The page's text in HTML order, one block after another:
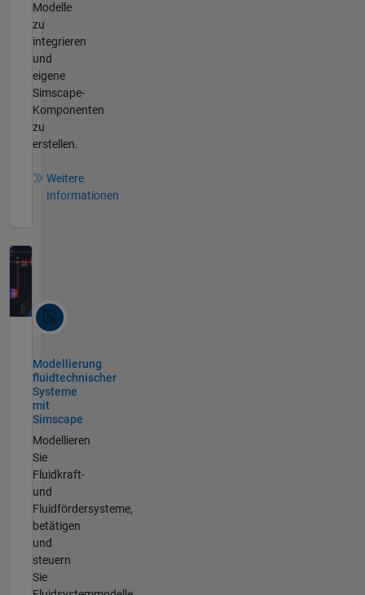
Modelle
zu
integrieren
und
eigene
Simscape-
Komponenten
zu
erstellen.
Weitere
Informationen
Modellierung
fluidtechnischer
Systeme
mit
Simscape
Modellieren
Sie
Fluidkraft-
und
Fluidfördersysteme,
betätigen
und
steuern
Sie